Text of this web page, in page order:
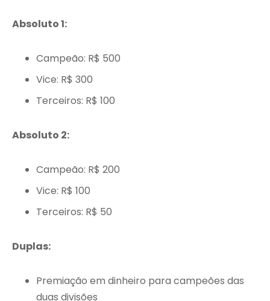
Absoluto 1:
Campeão: R$ 500
Vice: R$ 300
Terceiros: R$ 100
Absoluto 2:
Campeão: R$ 200
Vice: R$ 100
Terceiros: R$ 50
Duplas:
Premiação em dinheiro para campeões das
duas divisões